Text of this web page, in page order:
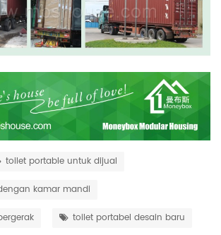
toilet portable untuk dijual
kamar mandi
toilet portabel desain baru